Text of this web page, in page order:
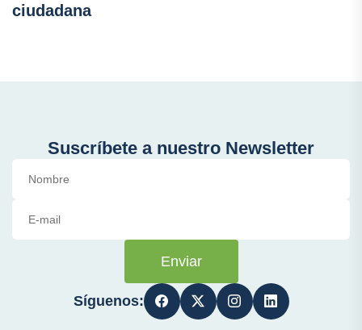
ciudadana
Suscríbete a nuestro Newsletter
Enviar
Síguenos: